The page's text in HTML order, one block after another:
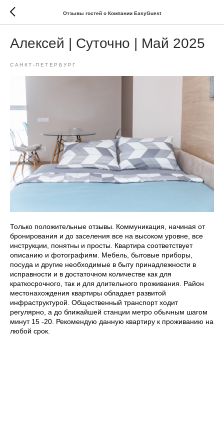
Отзывы гостей о Компании EasyGuest
Алексей | Суточно | Май 2025
САНКТ-ПЕТЕРБУРГ
Только положительные отзывы. Коммуникация, начиная от
бронирования и до заселения все на высоком уровне, все
инструкции, понятны и просты. Квартира соответствует
описанию и фотографиям. Мебель, бытовые приборы,
посуда и другие необходимые в быту принадлежности в
исправности и в достаточном количестве как для
краткосрочного, так и для длительного проживания. Район
местонахождения квартиры обладает развитой
инфраструктурой. Общественный транспорт ходит
регулярно, а до ближайшей станции метро обычным шагом
минут 15 -20. Рекомендую данную квартиру к проживанию на
любой срок.